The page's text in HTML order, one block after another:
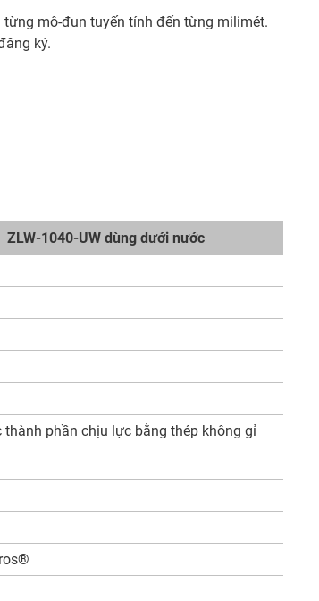
từng mô-đun tuyến tính đến từng milimét.
ký.
ZLW-1040-UW dùng dưới nước
thành phần chịu lực bằng thép không gỉ